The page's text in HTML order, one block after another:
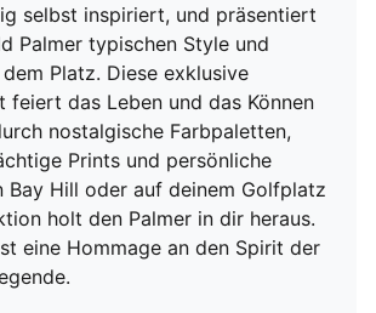
selbst inspiriert, und präsentiert
Palmer typischen Style und
Platz. Diese exklusive
feiert das Leben und das Können
nostalgische Farbpaletten,
Prints und persönliche
Bay Hill oder auf deinem Golfplatz
holt den Palmer in dir heraus.
eine Hommage an den Spirit der